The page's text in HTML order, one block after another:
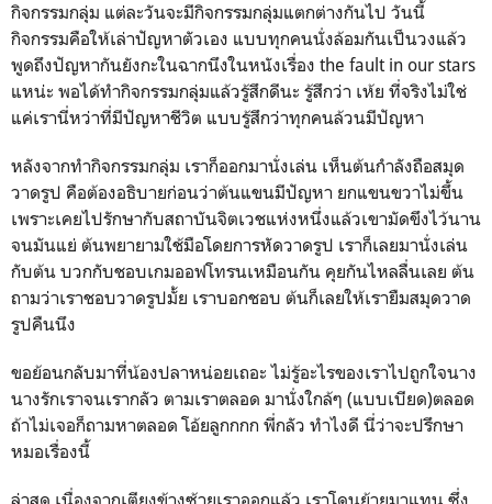
กิจกรรมกลุ่ม แต่ละวันจะมีกิจกรรมกลุ่มแตกต่างกันไป วันนี้
กิจกรรมคือให้เล่าปัญหาตัวเอง แบบทุกคนนั่งล้อมกันเป็นวงแล้ว
พูดถึงปัญหากันยังกะในฉากนึงในหนังเรื่อง the fault in our stars
แหน่ะ พอได้ทำกิจกรรมกลุ่มแล้วรู้สึกดีนะ รู้สึกว่า เห้ย ที่จริงไม่ใช่
แค่เรานี่หว่าที่มีปัญหาชีวิต แบบรู้สึกว่าทุกคนล้วนมีปัญหา
หลังจากทำกิจกรรมกลุ่ม เราก็ออกมานั่งเล่น เห็นต้นกำลังถือสมุด
วาดรูป คือต้องอธิบายก่อนว่าต้นแขนมีปัญหา ยกแขนขวาไม่ขึ้น
เพราะเคยไปรักษากับสถาบันจิตเวชแห่งหนึ่งแล้วเขามัดขึงไว้นาน
จนมันแย่ ต้นพยายามใช้มือโดยการหัดวาดรูป เราก็เลยมานั่งเล่น
กับต้น บวกกับชอบเกมออฟโทรนเหมือนกัน คุยกันไหลลื่นเลย ต้น
ถามว่าเราชอบวาดรูปมั้ย เราบอกชอบ ต้นก็เลยให้เรายืมสมุดวาด
รูปคืนนึง
ขอย้อนกลับมาที่น้องปลาหน่อยเถอะ ไม่รู้อะไรของเราไปถูกใจนาง
นางรักเราจนเรากลัว ตามเราตลอด มานั่งใกล้ๆ (แบบเบียด)ตลอด
ถ้าไม่เจอก็ถามหาตลอด โอ้ยลูกกกก พี่กลัว ทำไงดี นี่ว่าจะปรึกษา
หมอเรื่องนี้
ล่าสุด เนื่องจากเตียงข้างซ้ายเราออกแล้ว เราโดนย้ายมาแทน ซึ่ง